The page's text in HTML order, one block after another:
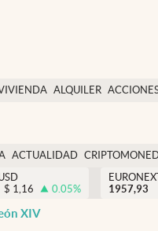
ALQUILER
USA
ACTUALIDAD
$ 1,16 0.05%
1957,93
XIV